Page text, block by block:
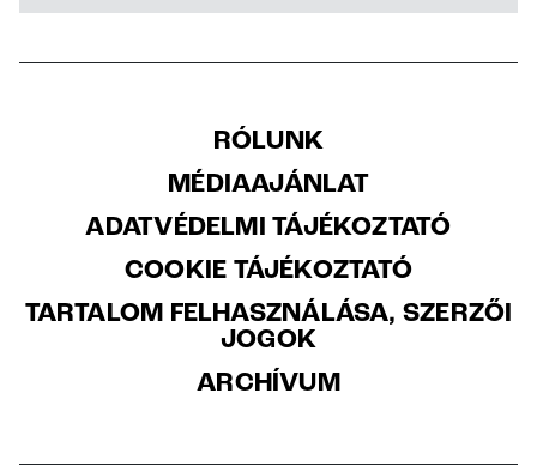
RÓLUNK
MÉDIAAJÁNLAT
ADATVÉDELMI TÁJÉKOZTATÓ
COOKIE TÁJÉKOZTATÓ
TARTALOM FELHASZNÁLÁSA, SZERZŐI
JOGOK
ARCHÍVUM